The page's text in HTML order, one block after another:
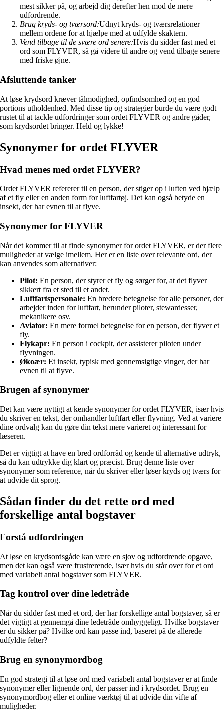
mest sikker på, og arbejd dig derefter hen mod de mere
udfordrende.
Brug kryds- og tværsord:Udnyt kryds- og tværsrelationer
mellem ordene for at hjælpe med at udfylde skaktern.
Vend tilbage til de svære ord senere:Hvis du sidder fast med et
ord som FLYVER, så gå videre til andre og vend tilbage senere
med friske øjne.
Afsluttende tanker
At løse krydsord kræver tålmodighed, opfindsomhed og en god
portions utholdenhed. Med disse tip og strategier burde du være godt
rustet til at tackle udfordringer som ordet FLYVER og andre gåder,
som krydsordet bringer. Held og lykke!
Synonymer for ordet FLYVER
Hvad menes med ordet FLYVER?
Ordet FLYVER refererer til en person, der stiger op i luften ved hjælp
af et fly eller en anden form for luftfartøj. Det kan også betyde en
insekt, der har evnen til at flyve.
Synonymer for FLYVER
Når det kommer til at finde synonymer for ordet FLYVER, er der flere
muligheder at vælge imellem. Her er en liste over relevante ord, der
kan anvendes som alternativer:
Pilot: En person, der styrer et fly og sørger for, at det flyver
sikkert fra et sted til et andet.
Luftfartspersonale: En bredere betegnelse for alle personer, der
arbejder inden for luftfart, herunder piloter, stewardesser,
mekanikere osv.
Aviator: En mere formel betegnelse for en person, der flyver et
fly.
Flykapr: En person i cockpit, der assisterer piloten under
flyvningen.
Økoær: Et insekt, typisk med gennemsigtige vinger, der har
evnen til at flyve.
Brugen af synonymer
Det kan være nyttigt at kende synonymer for ordet FLYVER, især hvis
du skriver en tekst, der omhandler luftfart eller flyvning. Ved at variere
dine ordvalg kan du gøre din tekst mere varieret og interessant for
læseren.
Det er vigtigt at have en bred ordforråd og kende til alternative udtryk,
så du kan udtrykke dig klart og præcist. Brug denne liste over
synonymer som reference, når du skriver eller løser kryds og tværs for
at udvide dit sprog.
Sådan finder du det rette ord med
forskellige antal bogstaver
Forstå udfordringen
At løse en krydsordsgåde kan være en sjov og udfordrende opgave,
men det kan også være frustrerende, især hvis du står over for et ord
med variabelt antal bogstaver som FLYVER.
Tag kontrol over dine ledetråde
Når du sidder fast med et ord, der har forskellige antal bogstaver, så er
det vigtigt at gennemgå dine ledetråde omhyggeligt. Hvilke bogstaver
er du sikker på? Hvilke ord kan passe ind, baseret på de allerede
udfyldte felter?
Brug en synonymordbog
En god strategi til at løse ord med variabelt antal bogstaver er at finde
synonymer eller lignende ord, der passer ind i krydsordet. Brug en
synonymordbog eller et online værktøj til at udvide din vifte af
muligheder.